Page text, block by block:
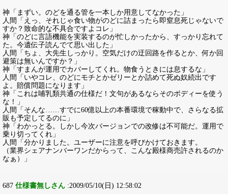
神「まずい。のどを通る管を一本しか用意してなかった」
人間「えっ、それじゃ食い物がのどに詰まったら即窒息死じゃないで
すか？致命的な不具合ですよコレ」
神「のどに言語機能を実装するのが忙しかったから、すっかり忘れて
た。今遺伝子読んでて思い出した」
人間「ちょ、大先生しっかり。空気だけの迂回路を作るとか、何か回
避策は無いんですか？」
神「すまんが運用でカバーしてくれ。物食うときには息するな」
人間「いやコレ、のどにモチとかゼリーとか詰めて死ぬ奴続出です
よ。賠償問題になります」
神「これは哺乳類共通の仕様だ！文句があるならそのボディーを使う
な！」
人間「そんな……すでに60億以上の本番環境で稼動中で、さらなる拡
販も予定してるのに」
神「わかっとる。しかし今次バージョンでの改修は不可能だ。運用で
乗り切ってくれ」
人間「分かりました。ユーザーに注意を呼びかけておきます。
（業界シェアナンバーワンだからって、こんな殿様商売許されるのか
なぁ）」
687 仕様書無しさん :2009/05/10(日) 12:58:02